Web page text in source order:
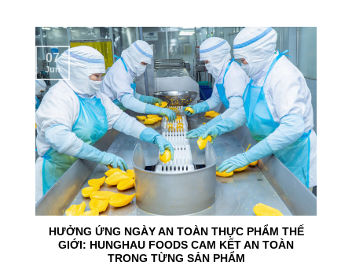
HƯỞNG ỨNG NGÀY AN TOÀN THỰC PHẨM THẾ
GIỚI: HUNGHAU FOODS CAM KẾT AN TOÀN
TRONG TỪNG SẢN PHẨM
07
Jun